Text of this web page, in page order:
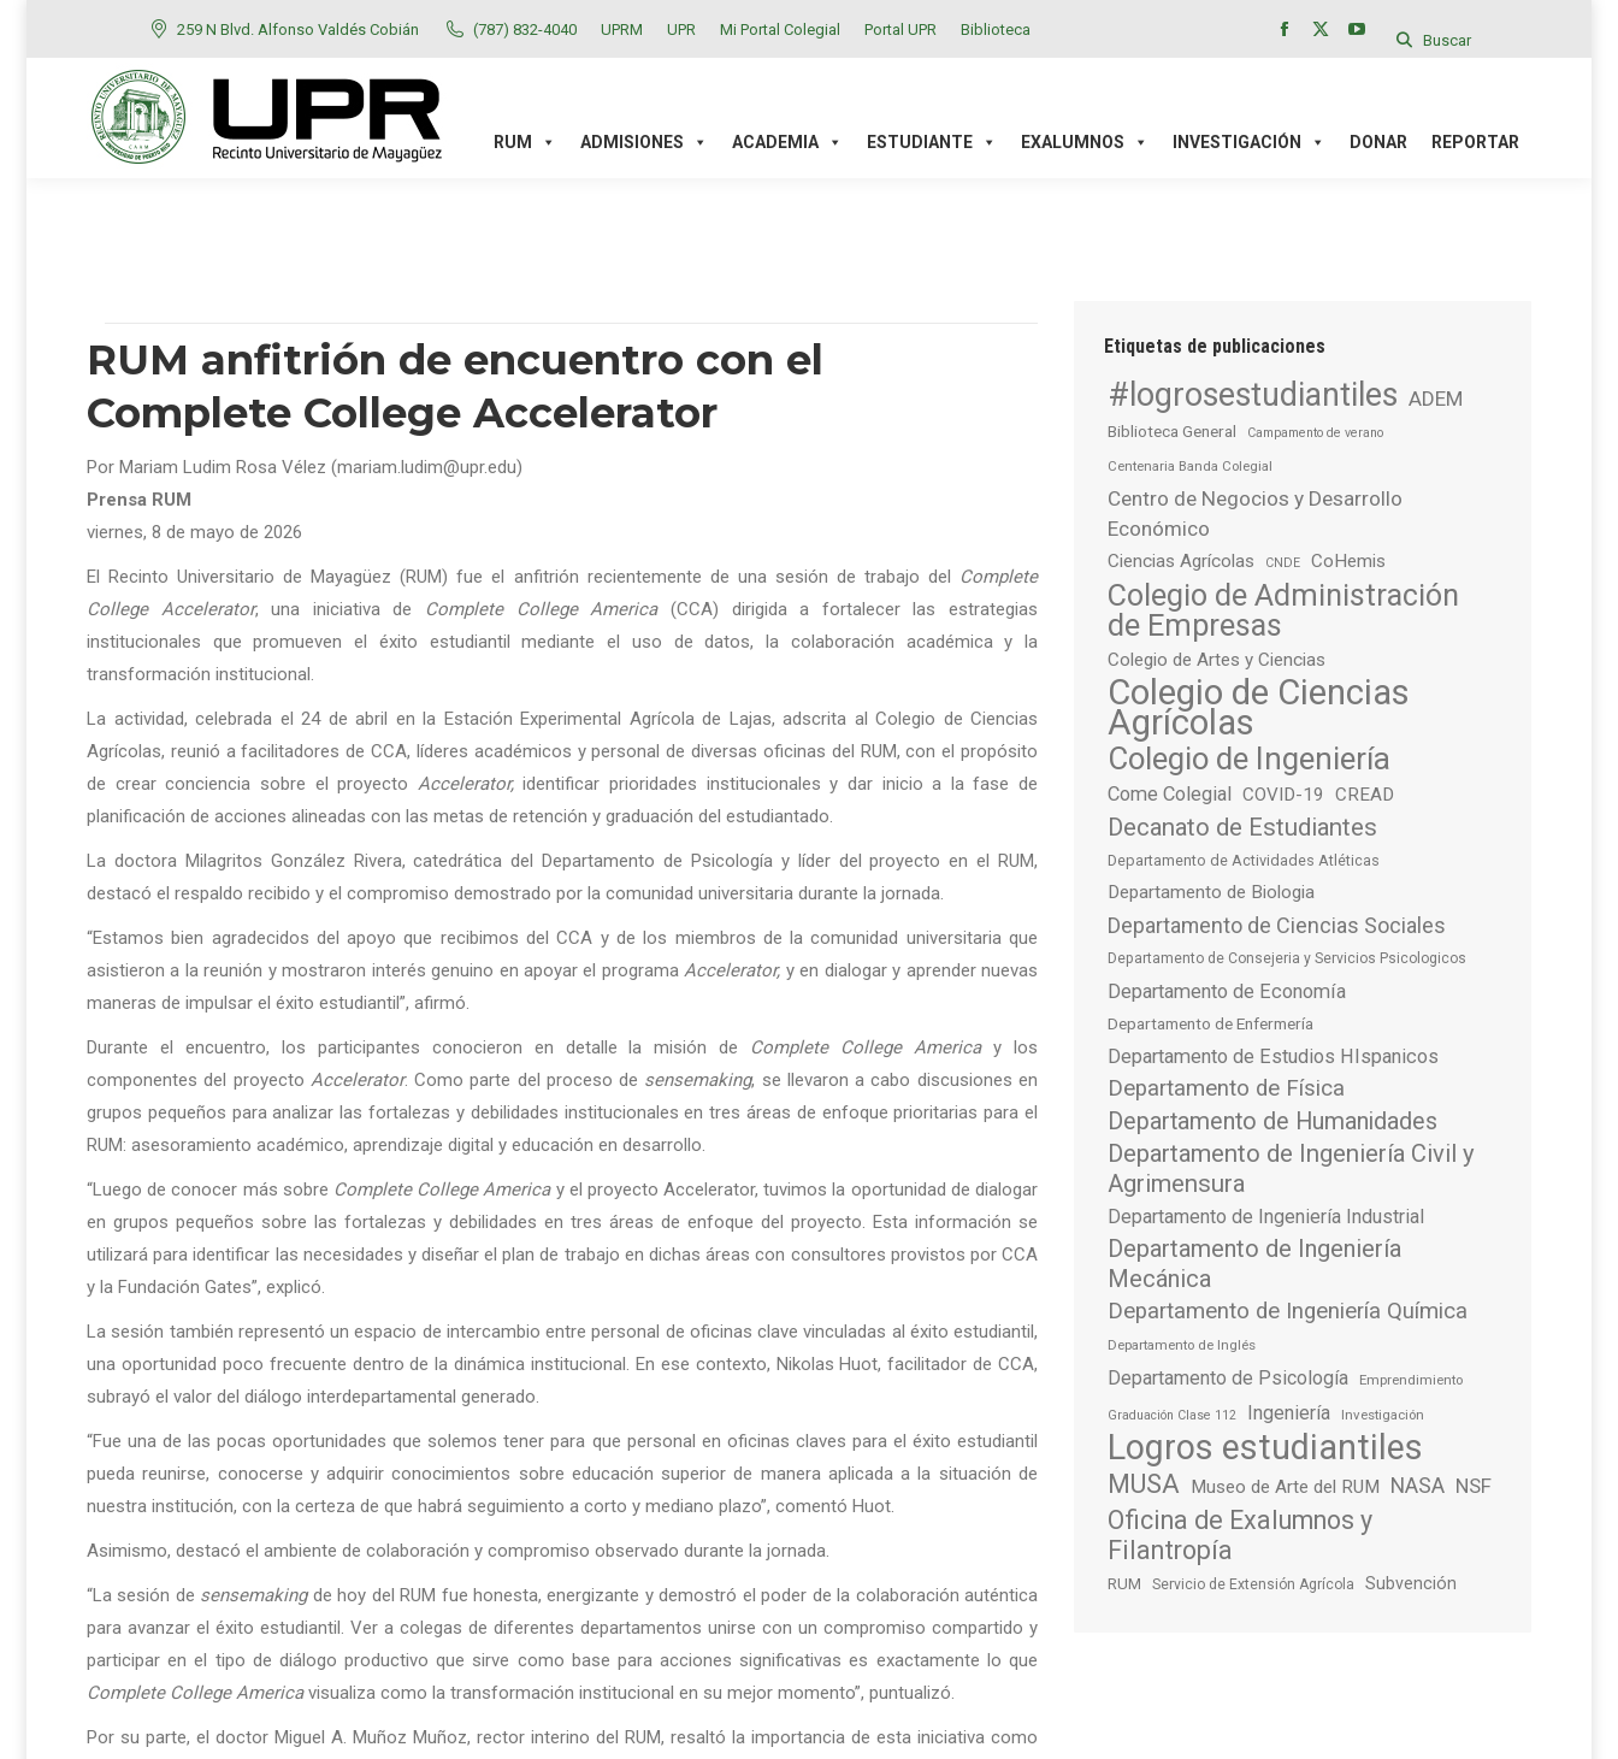
259 N Blvd. Alfonso Valdés Cobián (787) 832-4040 UPRM UPR Mi Portal Colegial Portal UPR Biblioteca
in
in
YouTube
in
Buscar
RUM ADMISIONES ACADEMIA ESTUDIANTE EXALUMNOS INVESTIGACIÓN DONAR REPORTAR
RUM anfitrión de encuentro con el
Complete College Accelerator
Por Mariam Ludim Rosa Vélez (mariam.ludim@upr.edu)
Prensa RUM
viernes, 8 de mayo de 2026
El Recinto Universitario de Mayagüez (RUM) fue el anfitrión recientemente de una sesión de trabajo del Complete
College Accelerator, una iniciativa de Complete College America(CCA) dirigida a fortalecer las estrategias
institucionales que promueven el éxito estudiantil mediante el uso de datos, la colaboración académica y la
transformación institucional.
La actividad, celebrada el 24 de abril en la Estación Experimental Agrícola de Lajas, adscrita al Colegio de Ciencias
Agrícolas, reunió a facilitadores de CCA, líderes académicos y personal de diversas oficinas del RUM, con el propósito
de crear conciencia sobre el proyecto Accelerator,identificar prioridades institucionales y dar inicio a la fase de
planificación de acciones alineadas con las metas de retención y graduación del estudiantado.
La doctora Milagritos González Rivera, catedrática del Departamento de Psicología y líder del proyecto en el RUM,
destacó el respaldo recibido y el compromiso demostrado por la comunidad universitaria durante la jornada.
“Estamos bien agradecidos del apoyo que recibimos del CCA y de los miembros de la comunidad universitaria que
asistieron a la reunión y mostraron interés genuino en apoyar el programaAccelerator, y en dialogar y aprender nuevas
maneras de impulsar el éxito estudiantil”, afirmó.
Durante el encuentro, los participantes conocieron en detalle la misión de Complete College Americay los
componentes del proyecto Accelerator. Como parte del proceso de sensemaking, se llevaron a cabo discusiones en
grupos pequeños para analizar las fortalezas y debilidades institucionales en tres áreas de enfoque prioritarias para el
RUM: asesoramiento académico, aprendizaje digital y educación en desarrollo.
“Luego de conocer más sobre Complete College Americay el proyecto Accelerator, tuvimos la oportunidad de dialogar
en grupos pequeños sobre las fortalezas y debilidades en tres áreas de enfoque del proyecto. Esta información se
utilizará para identificar las necesidades y diseñar el plan de trabajo en dichas áreas con consultores provistos por CCA
y la Fundación Gates”, explicó.
La sesión también representó un espacio de intercambio entre personal de oficinas clave vinculadas al éxito estudiantil,
una oportunidad poco frecuente dentro de la dinámica institucional. En ese contexto, Nikolas Huot, facilitador de CCA,
subrayó el valor del diálogo interdepartamental generado.
“Fue una de las pocas oportunidades que solemos tener para que personal en oficinas claves para el éxito estudiantil
pueda reunirse, conocerse y adquirir conocimientos sobre educación superior de manera aplicada a la situación de
nuestra institución, con la certeza de que habrá seguimiento a corto y mediano plazo”, comentó Huot.
Asimismo, destacó el ambiente de colaboración y compromiso observado durante la jornada.
“La sesión de sensemakingde hoy del RUM fue honesta, energizante y demostró el poder de la colaboración auténtica
para avanzar el éxito estudiantil. Ver a colegas de diferentes departamentos unirse con un compromiso compartido y
participar en el tipo de diálogo productivo que sirve como base para acciones significativas es exactamente lo que
Complete College Americavisualiza como la transformación institucional en su mejor momento”, puntualizó.
Por su parte, el doctor Miguel A. Muñoz Muñoz, rector interino del RUM, resaltó la importancia de esta iniciativa como
Etiquetas de publicaciones
#logrosestudiantiles ADEM
Biblioteca General Campamento de verano
Centenaria Banda Colegial
Centro de Negocios y Desarrollo
Económico
Ciencias Agrícolas CNDE CoHemis
Colegio de Administración
de Empresas
Colegio de Artes y Ciencias
Colegio de Ciencias
Agrícolas
Colegio de Ingeniería
Come Colegial COVID-19 CREAD
Decanato de Estudiantes
Departamento de Actividades Atléticas
Departamento de Biologia
Departamento de Ciencias Sociales
Departamento de Consejeria y Servicios Psicologicos
Departamento de Economía
Departamento de Enfermería
Departamento de Estudios HIspanicos
Departamento de Física
Departamento de Humanidades
Departamento de Ingeniería Civil y
Agrimensura
Departamento de Ingeniería Industrial
Departamento de Ingeniería
Mecánica
Departamento de Ingeniería Química
Departamento de Inglés
Departamento de Psicología Emprendimiento
Graduación Clase 112 Ingeniería Investigación
Logros estudiantiles
MUSA Museo de Arte del RUM NASA NSF
Oficina de Exalumnos y
Filantropía
RUM Servicio de Extensión Agrícola Subvención
RUM ADMISIONES